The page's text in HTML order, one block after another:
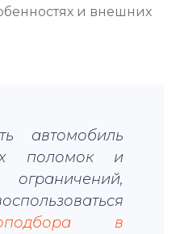
и внешних
автомобиль
поломок и
в